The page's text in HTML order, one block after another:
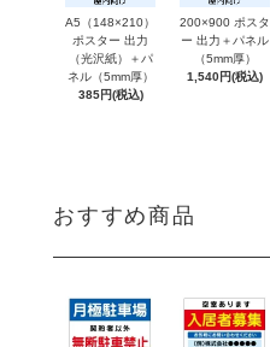
A5（148×210）
ポスター 出力
（光沢紙）＋パ
ネル（5mm厚）
385円(税込)
200×900 ポスタ
ー 出力＋パネル
（5mm厚）
1,540円(税込)
おすすめ商品